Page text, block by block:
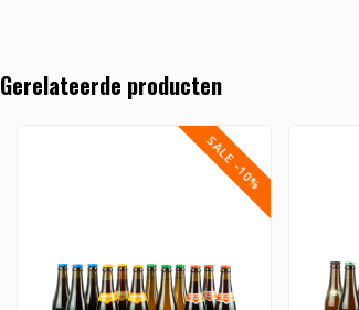
Gerelateerde producten
SALE -10%